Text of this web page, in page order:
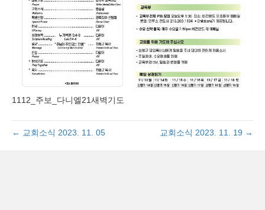
1112_주보_다니엘21새벽기도
← 교회소식 2023. 11. 05 교회소식 2023. 11. 19 →